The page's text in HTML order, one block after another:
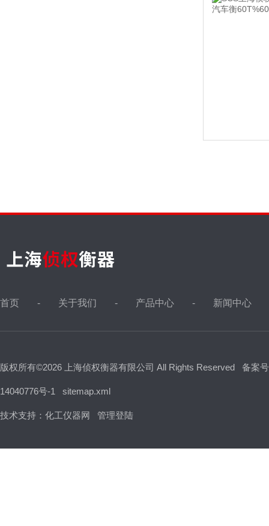
首页 关于我们 产品中心 新闻中心
版权所有©2026 上海侦权衡器有限公司 All Rights Reserved 备案
14040776号-1 sitemap.xml
技术支持： 化工仪器网 管理登陆